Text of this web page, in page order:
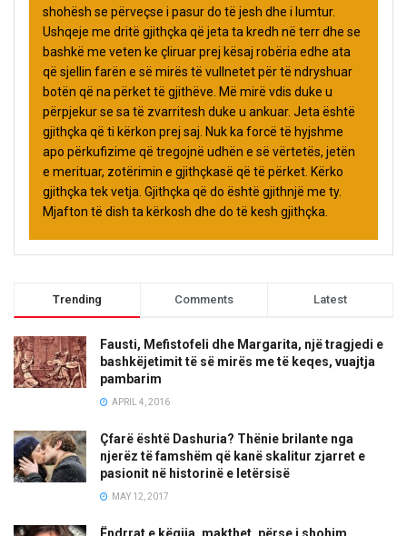
shohësh se përveçse i pasur do të jesh dhe i lumtur.
Ushqeje me dritë gjithçka që jeta ta kredh në terr dhe se
bashkë me veten ke çliruar prej kësaj robëria edhe ata
që sjellin farën e së mirës të vullnetet për të ndryshuar
botën që na përket të gjithëve. Më mirë vdis duke u
përpjekur se sa të zvarritesh duke u ankuar. Jeta është
gjithçka që ti kërkon prej saj. Nuk ka forcë të hyjshme
apo përkufizime që tregojnë udhën e së vërtetës, jetën
e merituar, zotërimin e gjithçkasë që të përket. Kërko
gjithçka tek vetja. Gjithçka që do është gjithnjë me ty.
Mjafton të dish ta kërkosh dhe do të kesh gjithçka.
Trending Comments Latest
Fausti, Mefistofeli dhe Margarita, një tragjedi e
bashkëjetimit të së mirës me të keqes, vuajtja
pambarim
APRIL 4, 2016
Çfarë është Dashuria? Thënie brilante nga
njerëz të famshëm që kanë skalitur zjarret e
pasionit në historinë e letërsisë
MAY 12, 2017